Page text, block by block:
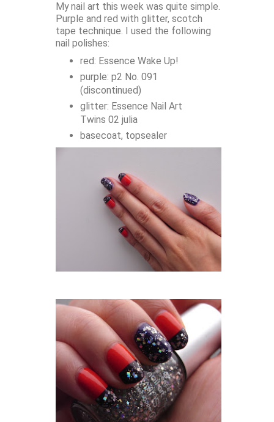
My nail art this week was quite simple.
Purple and red with glitter, scotch
tape technique. I used the following
nail polishes:
red: Essence Wake Up!
purple: p2 No. 091
(discontinued)
glitter: Essence Nail Art
Twins 02 julia
basecoat, topsealer